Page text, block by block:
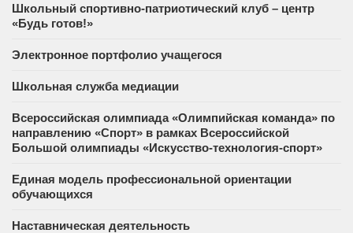
Школьный спортивно-патриотический клуб – центр
«Будь готов!»
Электронное портфолио учащегося
Школьная служба медиации
Всероссийская олимпиада «Олимпийская команда» по
направлению «Спорт» в рамках Всероссийской
Большой олимпиады «Искусство-технология-спорт»
Единая модель профессиональной ориентации
обучающихся
Наставническая деятельность